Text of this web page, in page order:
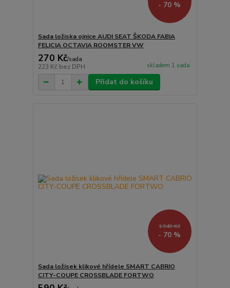
- 70 %
Sada ložiska ojnice AUDI SEAT ŠKODA FABIA
FELICIA OCTAVIA ROOMSTER VW
270 Kč/sada
223 Kč bez DPH skladem 1 sada
Přidat do košíku
1 949 Kč
- 70 %
Sada ložisek klikové hřídele SMART CABRIO
CITY-COUPE CROSSBLADE FORTWO